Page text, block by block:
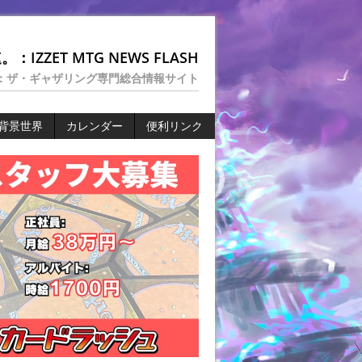
：IZZET MTG NEWS FLASH
ザ・ギャザリング専門総合情報サイト
景世界 カレンダー 便利リンク